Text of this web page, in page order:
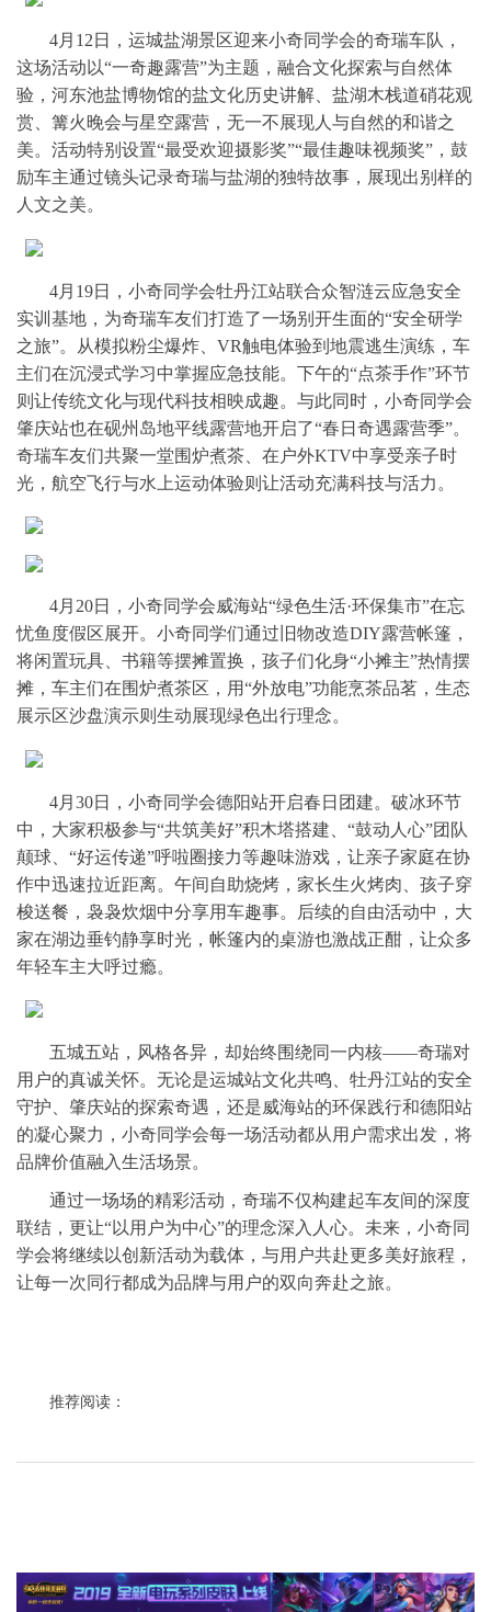
4月12日，运城盐湖景区迎来小奇同学会的奇瑞车队，
这场活动以“一奇趣露营”为主题，融合文化探索与自然体
验，河东池盐博物馆的盐文化历史讲解、盐湖木栈道硝花观
赏、篝火晚会与星空露营，无一不展现人与自然的和谐之
美。活动特别设置“最受欢迎摄影奖”“最佳趣味视频奖”，鼓
励车主通过镜头记录奇瑞与盐湖的独特故事，展现出别样的
人文之美。
4月19日，小奇同学会牡丹江站联合众智涟云应急安全
实训基地，为奇瑞车友们打造了一场别开生面的“安全研学
之旅”。从模拟粉尘爆炸、VR触电体验到地震逃生演练，车
主们在沉浸式学习中掌握应急技能。下午的“点茶手作”环节
则让传统文化与现代科技相映成趣。与此同时，小奇同学会
肇庆站也在砚州岛地平线露营地开启了“春日奇遇露营季”。
奇瑞车友们共聚一堂围炉煮茶、在户外KTV中享受亲子时
光，航空飞行与水上运动体验则让活动充满科技与活力。
4月20日，小奇同学会威海站“绿色生活·环保集市”在忘
忧鱼度假区展开。小奇同学们通过旧物改造DIY露营帐篷，
将闲置玩具、书籍等摆摊置换，孩子们化身“小摊主”热情摆
摊，车主们在围炉煮茶区，用“外放电”功能烹茶品茗，生态
展示区沙盘演示则生动展现绿色出行理念。
4月30日，小奇同学会德阳站开启春日团建。破冰环节
中，大家积极参与“共筑美好”积木塔搭建、“鼓动人心”团队
颠球、“好运传递”呼啦圈接力等趣味游戏，让亲子家庭在协
作中迅速拉近距离。午间自助烧烤，家长生火烤肉、孩子穿
梭送餐，袅袅炊烟中分享用车趣事。后续的自由活动中，大
家在湖边垂钓静享时光，帐篷内的桌游也激战正酣，让众多
年轻车主大呼过瘾。
五城五站，风格各异，却始终围绕同一内核——奇瑞对
用户的真诚关怀。无论是运城站文化共鸣、牡丹江站的安全
守护、肇庆站的探索奇遇，还是威海站的环保践行和德阳站
的凝心聚力，小奇同学会每一场活动都从用户需求出发，将
品牌价值融入生活场景。
通过一场场的精彩活动，奇瑞不仅构建起车友间的深度
联结，更让“以用户为中心”的理念深入人心。未来，小奇同
学会将继续以创新活动为载体，与用户共赴更多美好旅程，
让每一次同行都成为品牌与用户的双向奔赴之旅。
推荐阅读：